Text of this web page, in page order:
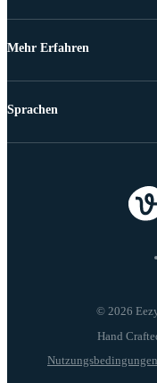
Mehr Erfahren
© 2026
Nutzungsbedingungen
Sprachen